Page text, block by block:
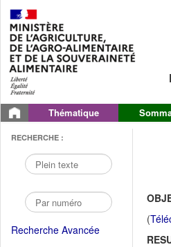
Thématique
RECHERCHE :
Recherche Avancée
(